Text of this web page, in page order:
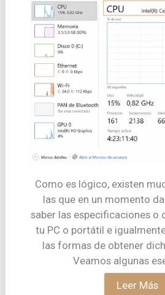
Como es lógico, existen
las que en un momento
saber las especificaciones o
tu PC o portátil e
las formas de obtener
Veamos algunas
Leer Más